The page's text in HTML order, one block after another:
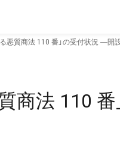
悪質商法 110 番」の受付状況 ―開
商法 110 番